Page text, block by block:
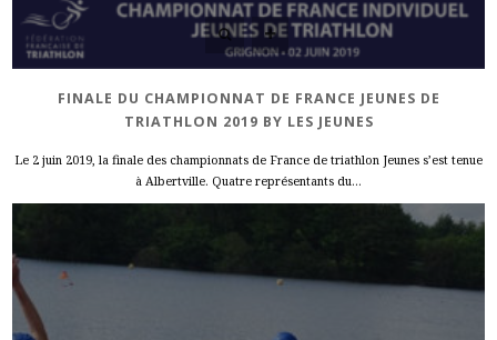
FINALE DU CHAMPIONNAT DE FRANCE JEUNES DE
TRIATHLON 2019 BY LES JEUNES
Le 2 juin 2019, la finale des championnats de France de triathlon Jeunes s’est tenue
à Albertville. Quatre représentants du...